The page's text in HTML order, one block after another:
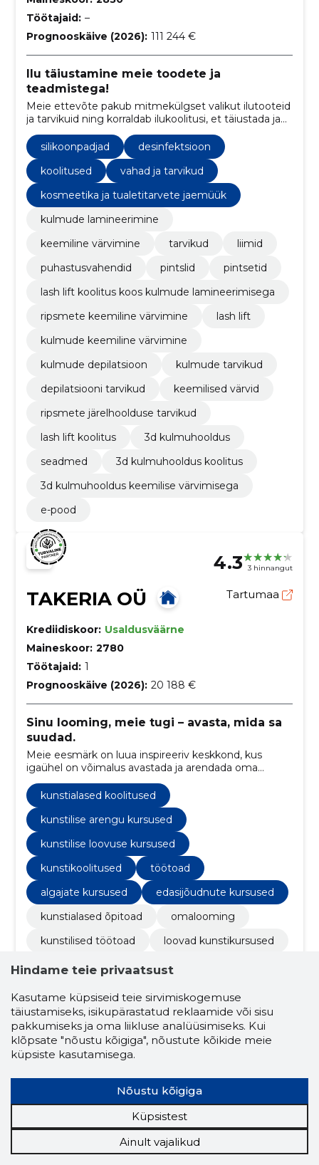
Töötajaid: –
Prognooskäive (2026): 111 244 €
Ilu täiustamine meie toodete ja
teadmistega!
Meie ettevõte pakub mitmekülgset valikut ilutooteid
ja tarvikuid ning korraldab ilukoolitusi, et täiustada ja
avardada iluspetsialistide ja huviliste teadmisi.
silikoonpadjad
desinfektsioon
koolitused
vahad ja tarvikud
kosmeetika ja tualetitarvete jaemüük
kulmude lamineerimine
keemiline värvimine
tarvikud
liimid
puhastusvahendid
pintslid
pintsetid
lash lift koolitus koos kulmude lamineerimisega
ripsmete keemiline värvimine
lash lift
kulmude keemiline värvimine
kulmude depilatsioon
kulmude tarvikud
depilatsiooni tarvikud
keemilised värvid
ripsmete järelhoolduse tarvikud
lash lift koolitus
3d kulmuhooldus
seadmed
3d kulmuhooldus koolitus
3d kulmuhooldus keemilise värvimisega
e-pood
4.3 3 hinnangut
TAKERIA OÜ Tartumaa
Krediidiskoor: Usaldusväärne
Maineskoor: 2780
Töötajaid: 1
Prognooskäive (2026): 20 188 €
Sinu looming, meie tugi – avasta, mida sa
suudad.
Meie eesmärk on luua inspireeriv keskkond, kus
igaühel on võimalus avastada ja arendada oma
kunstilisi oskusi.
kunstialased koolitused
kunstilise arengu kursused
kunstilise loovuse kursused
kunstikoolitused
töötoad
algajate kursused
edasijõudnute kursused
kunstialased õpitoad
omalooming
kunstilised töötoad
loovad kunstikursused
eneseteostus kunsti kaudu
kunstiline eneseloomine
praktilised kunstikojad
loov eneseavastamine
kunstioskuste arendamine
kunstilise eneseväljenduse töötoad
isiklik kasv kunsti kaudu
kunstilised õppimiskogemused
Hindame teie privaatsust
Kasutame küpsiseid teie sirvimiskogemuse
täiustamiseks, isikupärastatud reklaamide või sisu
pakkumiseks ja oma liikluse analüüsimiseks. Kui
klõpsate "nõustu kõigiga", nõustute kõikide meie
küpsiste kasutamisega.
Nõustu kõigiga
Küpsistest
Ainult vajalikud